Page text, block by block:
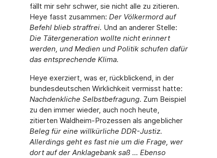
fällt mir sehr schwer, sie nicht alle zu zitieren.
Heye fasst zusammen: Der Völkermord auf
Befehl blieb straffrei. Und an anderer Stelle:
Die Tätergeneration wollte nicht erinnert
werden, und Medien und Politik schufen dafür
das entsprechende Klima.
Heye exerziert, was er, rückblickend, in der
bundesdeutschen Wirklichkeit vermisst hatte:
Nachdenkliche Selbstbefragung. Zum Beispiel
zu den immer wieder, auch noch heute,
zitierten Waldheim-Prozessen als angeblicher
Beleg für eine willkürliche DDR-Justiz.
Allerdings geht es fast nie um die Frage, wer
dort auf der Anklagebank saß ... Ebenso